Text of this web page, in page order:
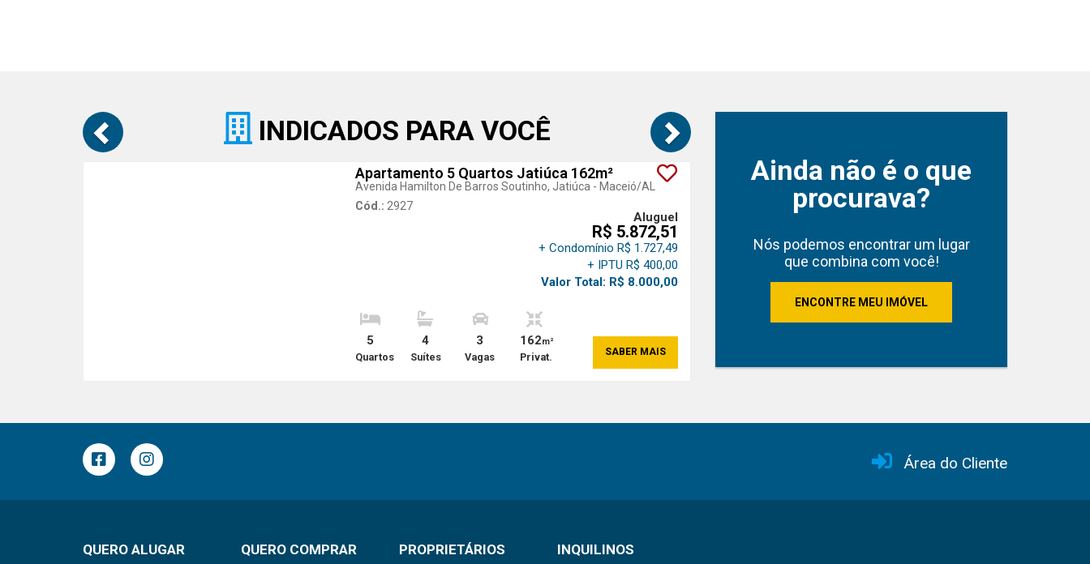
INDICADOS PARA VOCÊ
Apartamento 5 Quartos Jatiúca 162m²
Avenida Hamilton De Barros Soutinho, Jatiúca - Maceió/AL
Cód.: 2927
5
Quartos
4
Suítes
3
Vagas
162m²
Privat.
Aluguel
R$ 5.872,51
+ Condomínio R$ 1.727,49
+ IPTU R$ 400,00
Valor Total: R$ 8.000,00
SABER MAIS
Ainda não é o que
procurava?
Nós podemos encontrar um lugar
que combina com você!
ENCONTRE MEU IMÓVEL
Área do Cliente
QUERO ALUGAR QUERO COMPRAR PROPRIETÁRIOS INQUILINOS